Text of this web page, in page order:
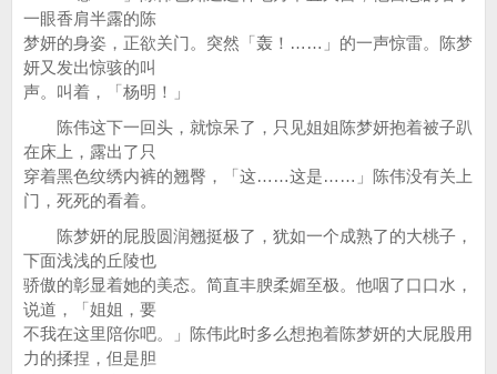
一眼香肩半露的陈
梦妍的身姿，正欲关门。突然「轰！……」的一声惊雷。陈梦
妍又发出惊骇的叫
声。叫着，「杨明！」
陈伟这下一回头，就惊呆了，只见姐姐陈梦妍抱着被子趴
在床上，露出了只
穿着黑色纹绣内裤的翘臀，「这……这是……」陈伟没有关上
门，死死的看着。
陈梦妍的屁股圆润翘挺极了，犹如一个成熟了的大桃子，
下面浅浅的丘陵也
骄傲的彰显着她的美态。简直丰腴柔媚至极。他咽了口口水，
说道，「姐姐，要
不我在这里陪你吧。」陈伟此时多么想抱着陈梦妍的大屁股用
力的揉捏，但是胆